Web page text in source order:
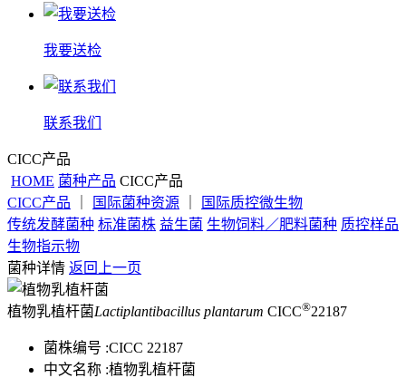
我要送检
联系我们
CICC产品
HOME 菌种产品 CICC产品
CICC产品
国际菌种资源
国际质控微生物
传统发酵菌种 标准菌株 益生菌 生物饲料／肥料菌种 质控样品
生物指示物
菌种详情 返回上一页
植物乳植杆菌Lactiplantibacillus plantarum CICC®22187
菌株编号 :CICC 22187
中文名称 :植物乳植杆菌